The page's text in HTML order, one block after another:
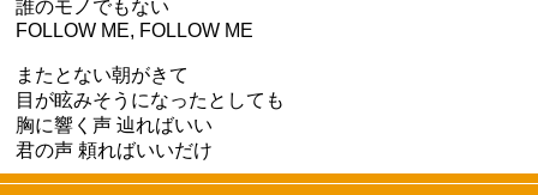
誰のモノでもない
FOLLOW ME, FOLLOW ME
またとない朝がきて
目が眩みそうになったとしても
胸に響く声 辿ればいい
君の声 頼ればいいだけ